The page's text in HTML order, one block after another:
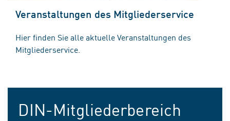
Veranstaltungen des Mitgliederservice
Hier finden Sie alle aktuelle Veranstaltungen des
Mitgliederservice.
DIN-Mitgliederbereich